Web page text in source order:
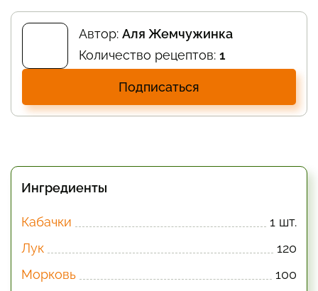
Автор: Аля Жемчужинка
Количество рецептов: 1
Подписаться
Ингредиенты
Кабачки
1 шт.
Лук
120
Морковь
100